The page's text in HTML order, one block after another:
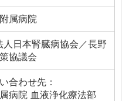
属病院
日本腎臓病協会／長野
協議会
合わせ先：
病院 血液浄化療法部